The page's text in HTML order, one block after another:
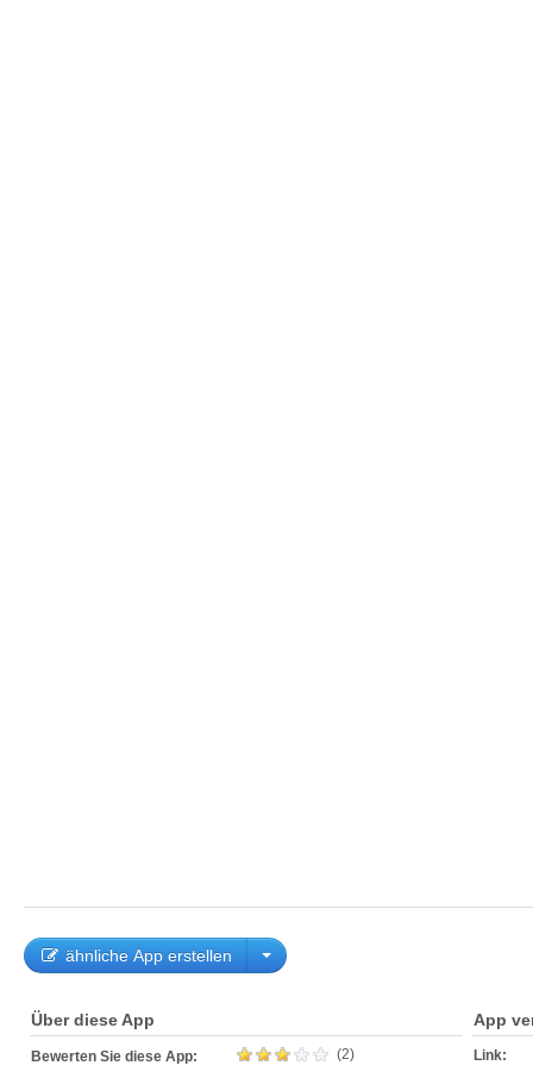
ähnliche App erstellen
Über diese App
Bewerten Sie diese App: (2)
App
Link: